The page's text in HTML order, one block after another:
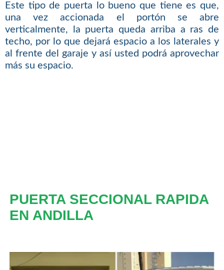
Este tipo de puerta lo bueno que tiene es que,
una vez accionada el portón se abre
verticalmente, la puerta queda arriba a ras de
techo, por lo que dejará espacio a los laterales y
al frente del garaje y así usted podrá aprovechar
más su espacio.
PUERTA SECCIONAL RAPIDA
EN ANDILLA